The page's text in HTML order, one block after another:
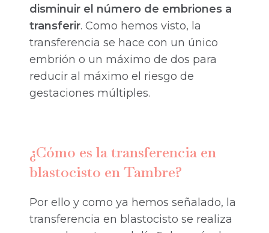
disminuir el número de embriones a
transferir. Como hemos visto, la
transferencia se hace con un único
embrión o un máximo de dos para
reducir al máximo el riesgo de
gestaciones múltiples.
¿Cómo es la transferencia en
blastocisto en Tambre?
Por ello y como ya hemos señalado, la
transferencia en blastocisto se realiza